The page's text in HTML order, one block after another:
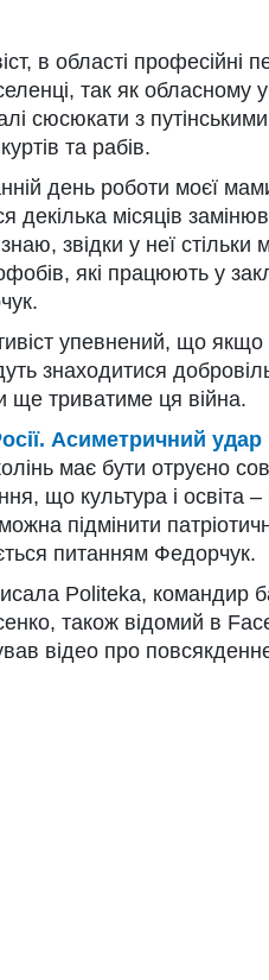
в області професійні
так як обласному
сюсюкати з
та рабів.
день роботи моєї
декілька місяців
звідки у неї стільки
які працюють у
упевнений, що якщо
знаходитися
ще триватиме ця війна.
Асиметричний удар
має бути отруєно
що культура і освіта
підмінити
питанням Федорчук.
Politeka, командир
також відомий в
відео про